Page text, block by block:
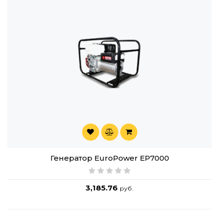
Генератор EuroPower EP7000
3,185.76 руб.